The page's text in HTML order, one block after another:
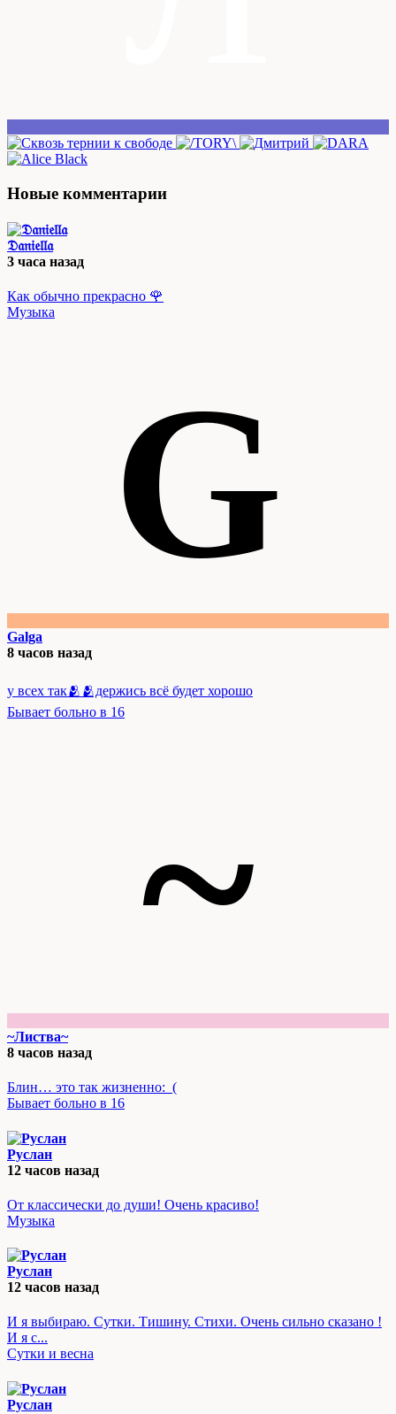
Новые комментарии
𝔇𝔞𝔫𝔦𝔢𝔩𝔩𝔞
3 часа назад
Как обычно прекрасно 🌹
Музыка
G
Galga
8 часов назад
у всех так🫂🫂держись всё будет хорошо
Бывает больно в 16
~
~Листва~
8 часов назад
Блин… это так жизненно:_(
Бывает больно в 16
Руслан
12 часов назад
От классически до души! Очень красиво!
Музыка
Руслан
12 часов назад
И я выбираю. Сутки. Тишину. Стихи. Очень сильно сказано !
И я с...
Сутки и весна
Руслан